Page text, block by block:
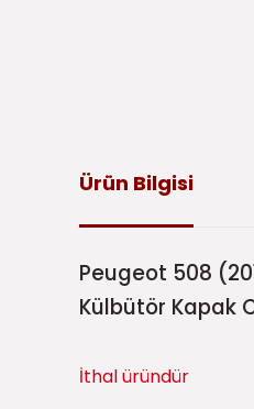
Ürün Bilgisi
Peugeot 508
Külbütör Kapak
İthal üründür